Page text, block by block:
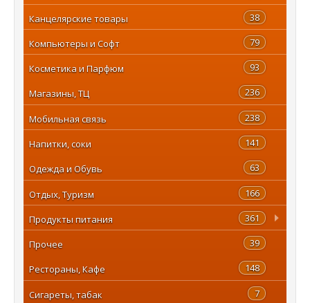
38
Канцелярские товары
79
Компьютеры и Софт
93
Косметика и Парфюм
236
Магазины, ТЦ
238
Мобильная связь
141
Напитки, соки
63
Одежда и Обувь
166
Отдых, Туризм
361
Продукты питания
39
Прочее
148
Рестораны, Кафе
7
Сигареты, табак